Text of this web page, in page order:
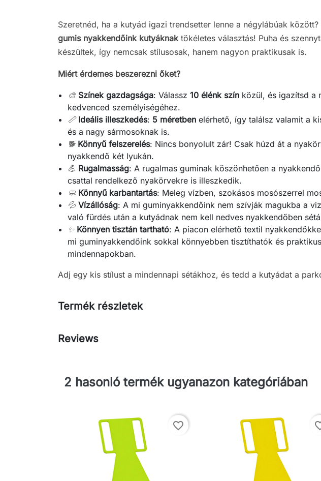
Szeretnéd, ha a kutyád igazi trendsetter lenne a négylábúak között?
gumis nyakkendőink kutyáknak tökéletes választás! Puha és
készültek, így nemcsak stílusosak, hanem nagyon praktikusak is.
Miért érdemes beszerezni őket?
🎨 Színek gazdagsága: Válassz10 élénk szín közül, és igazítsd a
kedvenced személyiségéhez.
📏 Ideális illeszkedés: 5 méretben elérhető, így találsz valamit a
és a nagy sármosoknak is.
🐕 Könnyű felszerelés: Nincs bonyolult zár! Csak húzd át a
nyakkendő két lyukán.
💪 Rugalmasság: A rugalmas guminak köszönhetően a
csattal rendelkező nyakörvekre is illeszkedik.
🧼 Könnyű karbantartás: Meleg vízben, szokásos mosószerrel
💦 Vízállóság: A mi guminyakkendőink nem szívják magukba a
való fürdés után a kutyádnak nem kell nedves nyakkendőben
✨ Könnyen tisztán tartható: A piacon elérhető textil
mi guminyakkendőink sokkal könnyebben tisztíthatók és
mindennapokban.
Adj egy kis stílust a mindennapi sétákhoz, és tedd a kutyádat a
Termék részletek
Reviews
2 hasonló termék ugyanazon kategóriában
favorite_border